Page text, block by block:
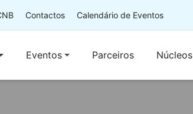
Contactos Calendário de Eventos
Eventos Parceiros Núcleos